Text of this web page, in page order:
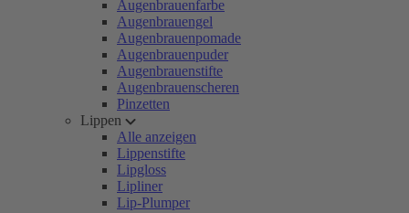
Augenbrauenfarbe
Augenbrauengel
Augenbrauenpomade
Augenbrauenpuder
Augenbrauenstifte
Augenbrauenscheren
Pinzetten
Lippen
Alle anzeigen
Lippenstifte
Lipgloss
Lipliner
Lip-Plumper